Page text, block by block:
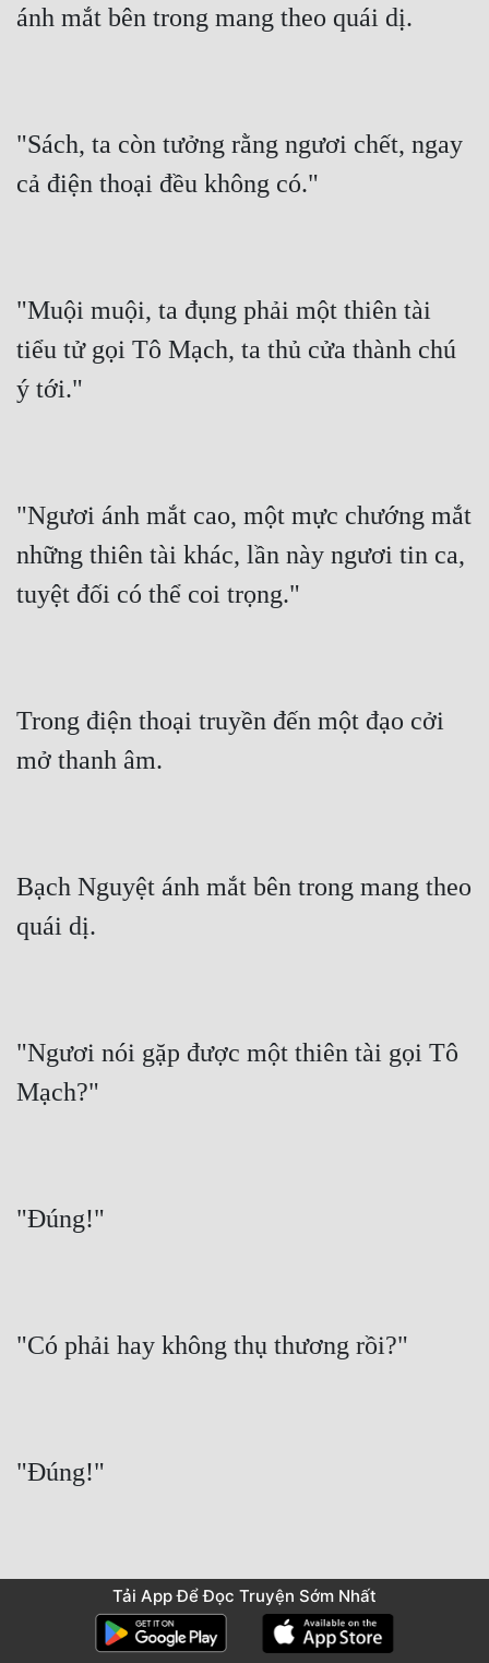
ánh mắt bên trong mang theo quái dị.
"Sách, ta còn tưởng rằng ngươi chết, ngay
cả điện thoại đều không có."
"Muội muội, ta đụng phải một thiên tài
tiểu tử gọi Tô Mạch, ta thủ cửa thành chú
ý tới."
"Ngươi ánh mắt cao, một mực chướng mắt
những thiên tài khác, lần này ngươi tin ca,
tuyệt đối có thể coi trọng."
Trong điện thoại truyền đến một đạo cởi
mở thanh âm.
Bạch Nguyệt ánh mắt bên trong mang theo
quái dị.
"Ngươi nói gặp được một thiên tài gọi Tô
Mạch?"
"Đúng!"
"Có phải hay không thụ thương rồi?"
"Đúng!"
"Bên trên có phải hay không mặc một cái
áo khoác màu đen, phía dưới mặc một đầu
Tải App Để Đọc Truyện Sớm Nhất